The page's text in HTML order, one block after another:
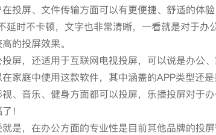
投屏、文件传输方面可以有更便捷、舒适的体验
时不卡顿，文字也非常清晰，一看就是对于办
的投屏效果。
屏，还适用于互联网电视投屏，可以说是办公、
家庭中使用这款软件，其中涵盖的APP类型还是
、音乐、健身方面都可以投屏，乐播投屏对于
！
是，在办公方面的专业性是目前其他品牌的投